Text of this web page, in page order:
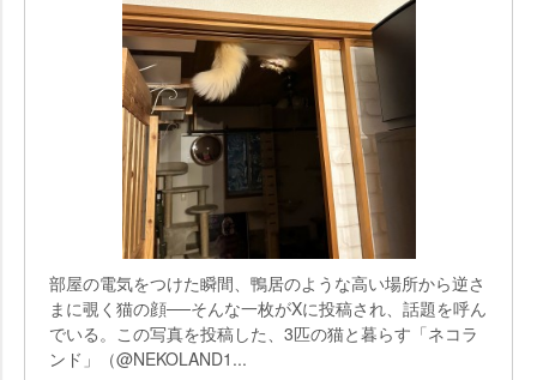
部屋の電気をつけた瞬間、鴨居のような高い場所から逆さ
まに覗く猫の顔──そんな一枚がXに投稿され、話題を呼ん
でいる。この写真を投稿した、3匹の猫と暮らす「ネコラ
ンド」（@NEKOLAND1...